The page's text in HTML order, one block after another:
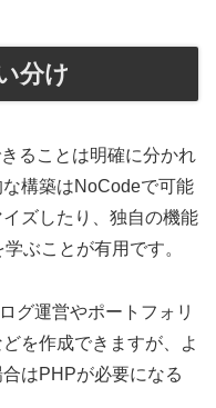
分け
ることは明確に分かれ
構築はNoCodeで可能
ズしたり、独自の機能
ぶことが有用です。
グ運営やポートフォリ
を作成できますが、よ
はPHPが必要になる